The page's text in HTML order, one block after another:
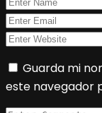
Guarda mi
este navegador